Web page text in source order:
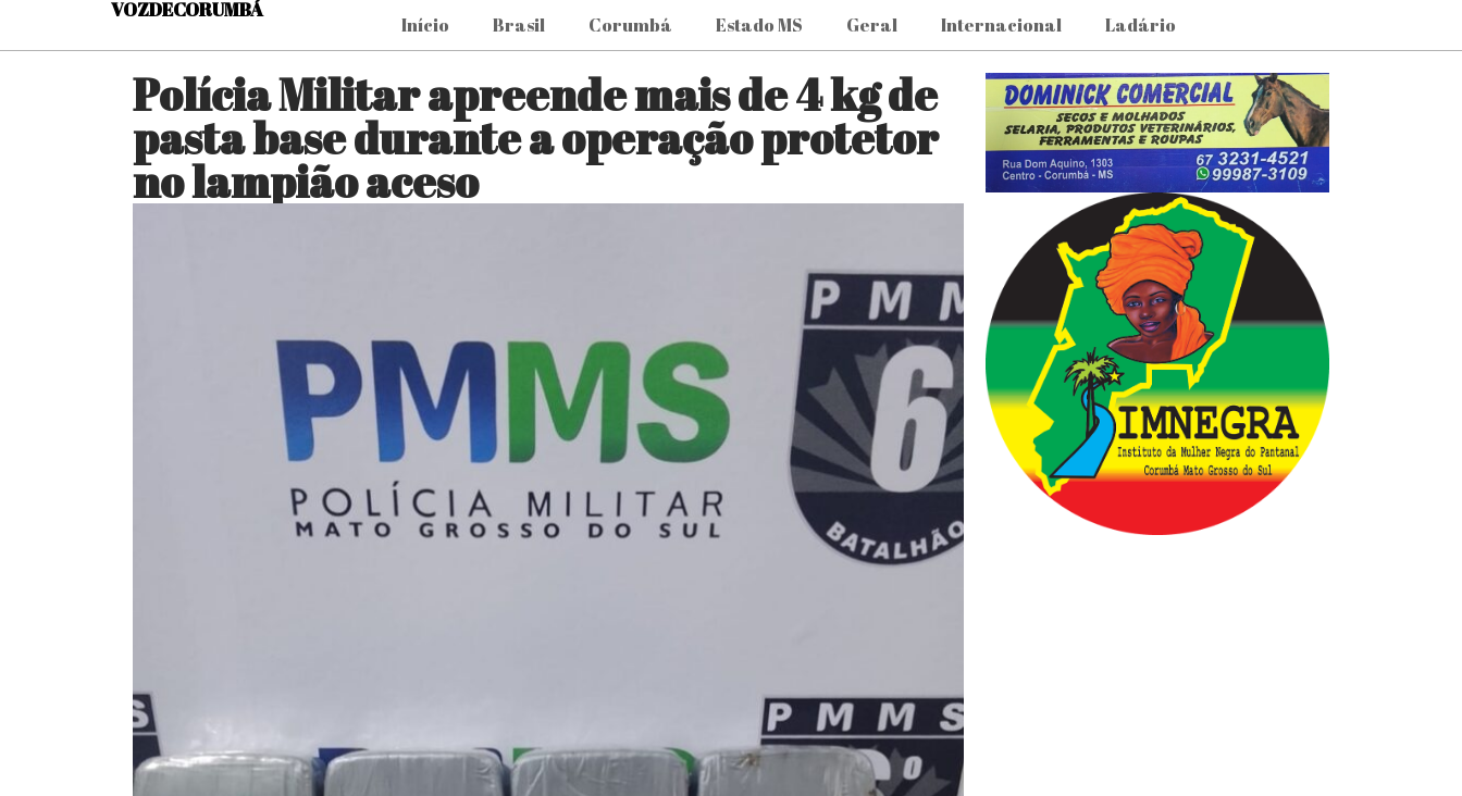
VOZDECORUMBÁ
Início Brasil Corumbá Estado MS Geral Internacional Ladário
Polícia Militar apreende mais de 4 kg de
pasta base durante a operação protetor
no lampião aceso